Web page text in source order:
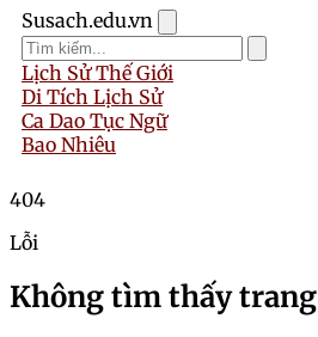
Susach.edu.vn
Lịch Sử Thế Giới
Di Tích Lịch Sử
Ca Dao Tục Ngữ
Bao Nhiêu
404
Lỗi
Không tìm thấy trang